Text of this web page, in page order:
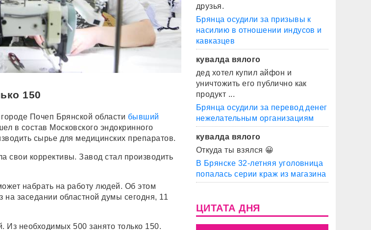
150
Почеп Брянской области бывший
в состав Московского эндокринного
сырье для медицинских препаратов.
свои коррективы. Завод стал производить
набрать на работу людей. Об этом
на заседании областной думы сегодня, 11
Из необходимых 500 занято только 150.
друзья.
Брянца осудили за призывы к
насилию в отношении индусов и
кавказцев
кувалда вялого
дед хотел купил айфон и
уничтожить его публично как
продукт ...
Брянца осудили за перевод денег
нежелательным организациям
кувалда вялого
Откуда ты взялся 😀
В Брянске 32-летняя уголовница
попалась серии краж из магазина
ЦИТАТА ДНЯ